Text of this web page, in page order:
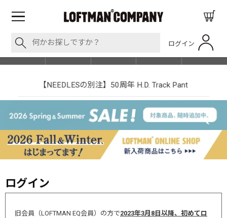
ログイン
SHOP LIST
【NEEDLESの別注】50周年 H.D. Track Pant
ログイン
旧会員（LOFTMAN EQ会員）の方で2023年3月8日以降、初めてロ